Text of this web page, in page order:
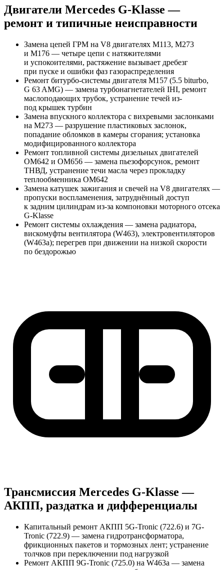
Двигатели Mercedes G-Klasse —
ремонт и типичные неисправности
Замена цепей ГРМ на V8 двигателях M113, M273
и M176 — четыре цепи с натяжителями
и успокоителями, растяжение вызывает дребезг
при пуске и ошибки фаз газораспределения
Ремонт битурбо-системы двигателя M157 (5.5 biturbo,
G 63 AMG) — замена турбонагнетателей IHI, ремонт
маслоподающих трубок, устранение течей из-
под крышек турбин
Замена впускного коллектора с вихревыми заслонками
на M273 — разрушение пластиковых заслонок,
попадание обломков в камеры сгорания; установка
модифицированного коллектора
Ремонт топливной системы дизельных двигателей
OM642 и OM656 — замена пьезофорсунок, ремонт
ТНВД, устранение течи масла через прокладку
теплообменника OM642
Замена катушек зажигания и свечей на V8 двигателях —
пропуски воспламенения, затруднённый доступ
к задним цилиндрам из-за компоновки моторного отсека
G-Klasse
Ремонт системы охлаждения — замена радиатора,
вискомуфты вентилятора (W463), электровентиляторов
(W463a); перегрев при движении на низкой скорости
по бездорожью
Трансмиссия Mercedes G-Klasse —
АКПП, раздатка и дифференциалы
Капитальный ремонт АКПП 5G-Tronic (722.6) и 7G-
Tronic (722.9) — замена гидротрансформатора,
фрикционных пакетов и тормозных лент; устранение
толчков при переключении под нагрузкой
Ремонт АКПП 9G-Tronic (725.0) на W463a — замена